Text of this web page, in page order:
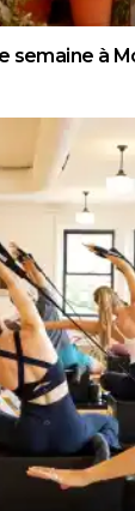
semaine à